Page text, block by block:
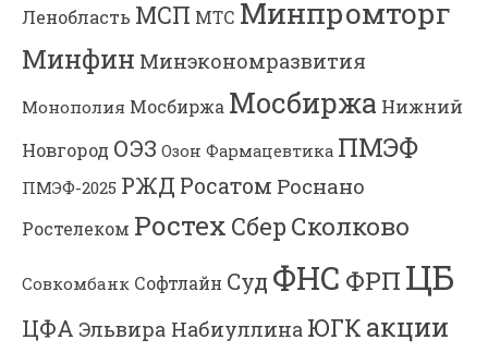
Ленобласть МСП МТС Минпромторг
Минфин Минэкономразвития
Монополия Мосбиржа Мосбиржа Нижний
Новгород ОЭЗ Озон Фармацевтика ПМЭФ
ПМЭФ-2025 РЖД Росатом Роснано
Ростелеком Ростех Сбер Сколково
Совкомбанк Софтлайн Суд ФНС ФРП ЦБ
ЦФА Эльвира Набиуллина ЮГК акции